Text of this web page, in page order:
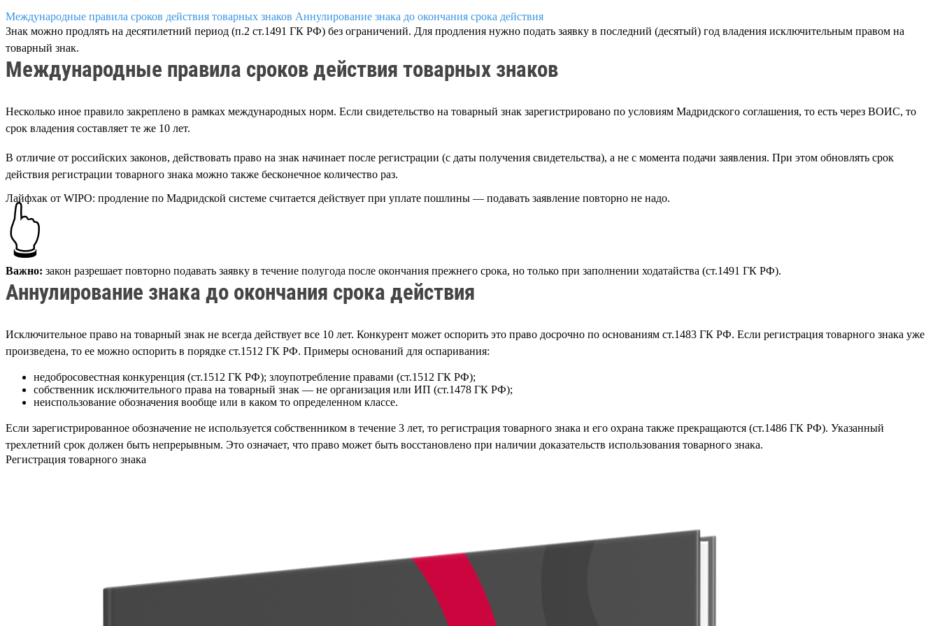
Международные правила сроков действия товарных знаков Аннулирование знака до окончания срока действия
Знак можно продлять на десятилетний период (п.2 ст.1491 ГК РФ) без ограничений. Для продления нужно подать заявку в последний (десятый) год владения исключительным правом на
товарный знак.
Международные правила сроков действия товарных знаков
Несколько иное правило закреплено в рамках международных норм. Если свидетельство на товарный знак зарегистрировано по условиям Мадридского соглашения, то есть через ВОИС, то
срок владения составляет те же 10 лет.
В отличие от российских законов, действовать право на знак начинает после регистрации (с даты получения свидетельства), а не с момента подачи заявления. При этом обновлять срок
действия регистрации товарного знака можно также бесконечное количество раз.
Лайфхак от WIPO: продление по Мадридской системе считается действует при уплате пошлины — подавать заявление повторно не надо.
👆
Важно: закон разрешает повторно подавать заявку в течение полугода после окончания прежнего срока, но только при заполнении ходатайства (ст.1491 ГК РФ).
Аннулирование знака до окончания срока действия
Исключительное право на товарный знак не всегда действует все 10 лет. Конкурент может оспорить это право досрочно по основаниям ст.1483 ГК РФ. Если регистрация товарного знака уже
произведена, то ее можно оспорить в порядке ст.1512 ГК РФ. Примеры оснований для оспаривания:
недобросовестная конкуренция (ст.1512 ГК РФ); злоупотребление правами (ст.1512 ГК РФ);
собственник исключительного права на товарный знак — не организация или ИП (ст.1478 ГК РФ);
неиспользование обозначения вообще или в каком то определенном классе.
Если зарегистрированное обозначение не используется собственником в течение 3 лет, то регистрация товарного знака и его охрана также прекращаются (ст.1486 ГК РФ). Указанный
трехлетний срок должен быть непрерывным. Это означает, что право может быть восстановлено при наличии доказательств использования товарного знака.
Регистрация товарного знака